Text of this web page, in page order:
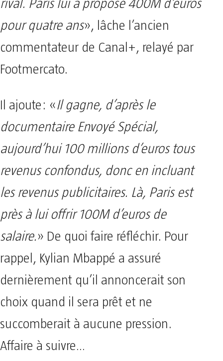
rival. Paris lui a proposé 400M d’euros
pour quatre ans», lâche l’ancien
commentateur de Canal+, relayé par
Footmercato.
Il ajoute: «Il gagne, d’après le
documentaire Envoyé Spécial,
aujourd’hui 100 millions d’euros tous
revenus confondus, donc en incluant
les revenus publicitaires. Là, Paris est
près à lui offrir 100M d’euros de
salaire.» De quoi faire réfléchir. Pour
rappel, Kylian Mbappé a assuré
dernièrement qu’il annoncerait son
choix quand il sera prêt et ne
succomberait à aucune pression.
Affaire à suivre…